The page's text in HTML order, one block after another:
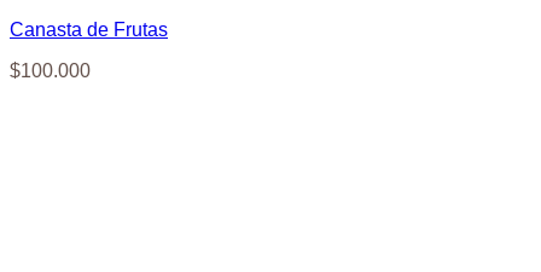
Canasta de Frutas
$100.000